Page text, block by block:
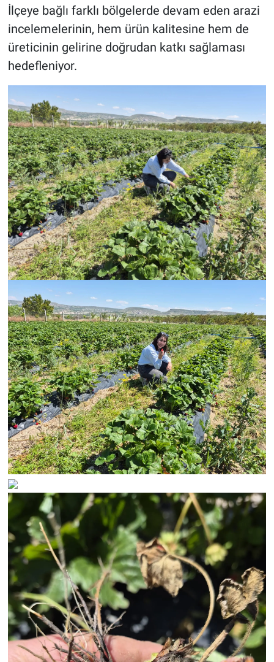
İlçeye bağlı farklı bölgelerde devam eden arazi
incelemelerinin, hem ürün kalitesine hem de
üreticinin gelirine doğrudan katkı sağlaması
hedefleniyor.
Haberde İnsan